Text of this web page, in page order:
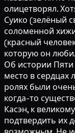
олицетворял.
Суико (зелёный
соломенной
(красный
которую он
Об истории Пяти
место в сердцах
ролях были
когда-то
Касэн, к
подтвердить их